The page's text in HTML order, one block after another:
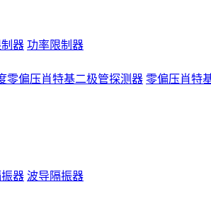
器 功率限制器
零偏压肖特基二极管探测器 零偏压肖特
振器 波导隔振器